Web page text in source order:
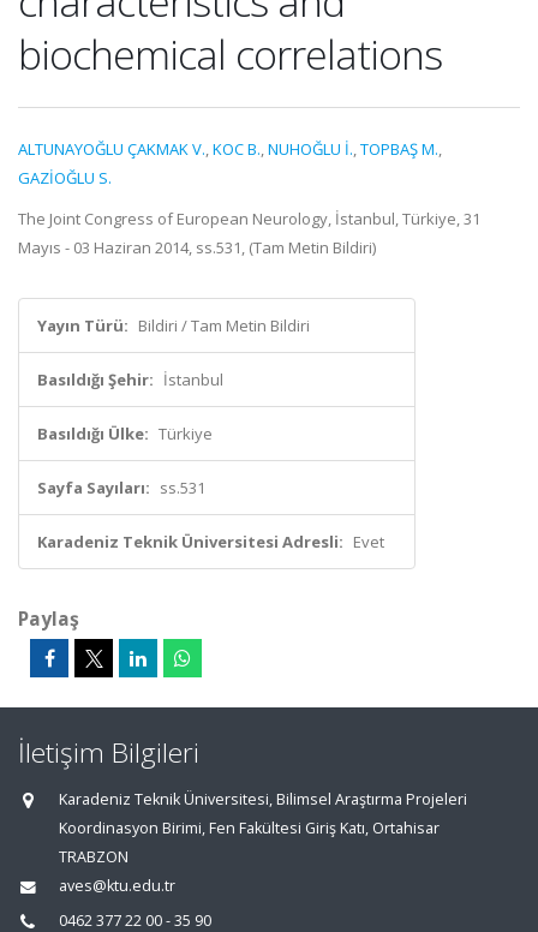
biochemical correlations
ALTUNAYOĞLU ÇAKMAK V.,KOC B.,NUHOĞLU İ.,TOPBAŞ M.,
GAZİOĞLU S.
The Joint Congress of European Neurology, İstanbul, Türkiye, 31
Mayıs - 03 Haziran 2014, ss.531, (Tam Metin Bildiri)
Yayın Türü: Bildiri / Tam Metin Bildiri
Basıldığı Şehir: İstanbul
Basıldığı Ülke: Türkiye
Sayfa Sayıları: ss.531
Karadeniz Teknik Üniversitesi Adresli: Evet
Paylaş
İletişim Bilgileri
Karadeniz Teknik Üniversitesi, Bilimsel Araştırma Projeleri
Koordinasyon Birimi, Fen Fakültesi Giriş Katı, Ortahisar
TRABZON
aves@ktu.edu.tr
0462 377 22 00 - 35 90